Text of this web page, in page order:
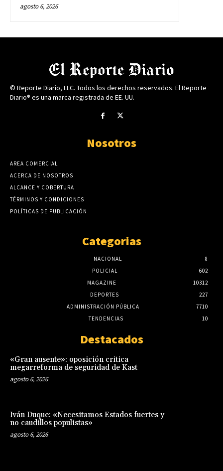
agosto 6, 2026
© Reporte Diario, LLC. Todos los derechos reservados. El Reporte
Diario® es una marca registrada de EE. UU.
Nosotros
AREA COMERCIAL
ACERCA DE NOSOTROS
ALCANCE Y COBERTURA
TÉRMINOS Y CONDICIONES
POLÍTICAS DE PUBLICACIÓN
Categorias
NACIONAL
8
POLICIAL
602
MAGAZINE
10312
DEPORTES
227
ADMINISTRACIÓN PÚBLICA
7710
TENDENCIAS
10
Destacados
«Gran ausente»: oposición critica
megarreforma de seguridad de Kast
agosto 6, 2026
Iván Duque: «Necesitamos Estados fuertes y
no caudillos populistas»
agosto 6, 2026